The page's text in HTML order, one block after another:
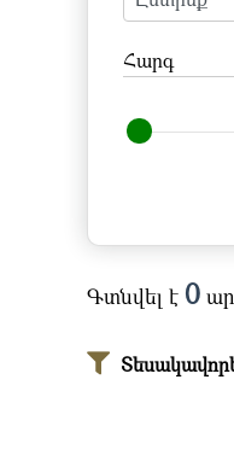
Հարգ
Գտնվել է 0